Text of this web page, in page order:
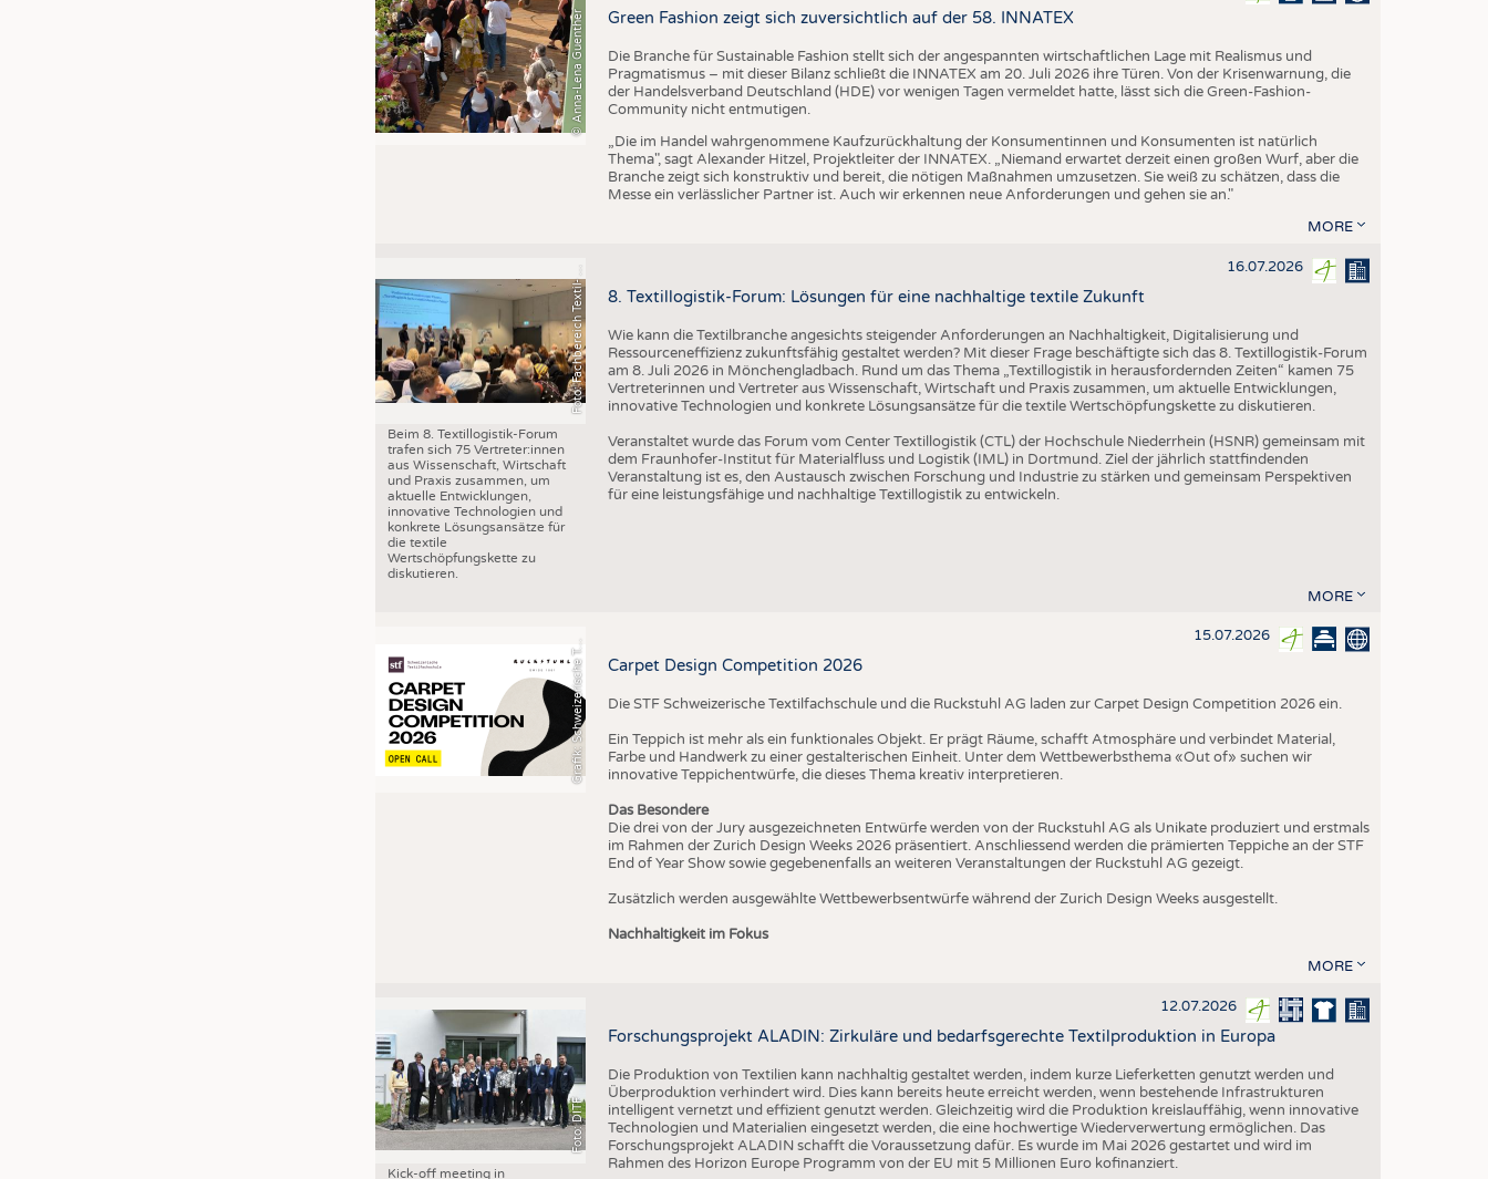
© Anna-Lena Guenther Green Fashion zeigt sich zuversichtlich auf der 58. INNATEX
Die Branche für Sustainable Fashion stellt sich der angespannten wirtschaftlichen Lage mit Realismus und
Pragmatismus – mit dieser Bilanz schließt die INNATEX am 20. Juli 2026 ihre Türen. Von der Krisenwarnung, die
der Handelsverband Deutschland (HDE) vor wenigen Tagen vermeldet hatte, lässt sich die Green-Fashion-
Community nicht entmutigen.
„Die im Handel wahrgenommene Kaufzurückhaltung der Konsumentinnen und Konsumenten ist natürlich
Thema", sagt Alexander Hitzel, Projektleiter der INNATEX. „Niemand erwartet derzeit einen großen Wurf, aber die
Branche zeigt sich konstruktiv und bereit, die nötigen Maßnahmen umzusetzen. Sie weiß zu schätzen, dass die
Messe ein verlässlicher Partner ist. Auch wir erkennen neue Anforderungen und gehen sie an."
MORE
o
t
o
:
F
a
c
h
b
e
r
e
i
c
h
T
e
x
t
il
-
u
d
B
e
k
l
e
i
d
u
n
g
s
t
e
c
h
n
i
k
/
H
S
N
Beim 8. Textillogistik-Forum
trafen sich 75 Vertreter:innen
aus Wissenschaft, Wirtschaft
und Praxis zusammen, um
aktuelle Entwicklungen,
innovative Technologien und
konkrete Lösungsansätze für
die textile
Wertschöpfungskette zu
diskutieren.
16.07.2026
8. Textillogistik-Forum: Lösungen für eine nachhaltige textile Zukunft
Wie kann die Textilbranche angesichts steigender Anforderungen an Nachhaltigkeit, Digitalisierung und
Ressourceneffizienz zukunftsfähig gestaltet werden? Mit dieser Frage beschäftigte sich das 8. Textillogistik-Forum
am 8. Juli 2026 in Mönchengladbach. Rund um das Thema „Textillogistik in herausfordernden Zeiten“ kamen 75
Vertreterinnen und Vertreter aus Wissenschaft, Wirtschaft und Praxis zusammen, um aktuelle Entwicklungen,
innovative Technologien und konkrete Lösungsansätze für die textile Wertschöpfungskette zu diskutieren.
Veranstaltet wurde das Forum vom Center Textillogistik (CTL) der Hochschule Niederrhein (HSNR) gemeinsam mit
dem Fraunhofer-Institut für Materialfluss und Logistik (IML) in Dortmund. Ziel der jährlich stattfindenden
Veranstaltung ist es, den Austausch zwischen Forschung und Industrie zu stärken und gemeinsam Perspektiven
für eine leistungsfähige und nachhaltige Textillogistik zu entwickeln.
MORE
r
a
f
i
k
:
S
c
h
w
e
i
z
e
r
i
s
c
h
e
T
e
t
i
l
f
a
c
h
s
c
h
u
l
e
S
T 15.07.2026
Carpet Design Competition 2026
Die STF Schweizerische Textilfachschule und die Ruckstuhl AG laden zur Carpet Design Competition 2026 ein.
Ein Teppich ist mehr als ein funktionales Objekt. Er prägt Räume, schafft Atmosphäre und verbindet Material,
Farbe und Handwerk zu einer gestalterischen Einheit. Unter dem Wettbewerbsthema «Out of» suchen wir
innovative Teppichentwürfe, die dieses Thema kreativ interpretieren.
Das Besondere
Die drei von der Jury ausgezeichneten Entwürfe werden von der Ruckstuhl AG als Unikate produziert und erstmals
im Rahmen der Zurich Design Weeks 2026 präsentiert. Anschliessend werden die prämierten Teppiche an der STF
End of Year Show sowie gegebenenfalls an weiteren Veranstaltungen der Ruckstuhl AG gezeigt.
Zusätzlich werden ausgewählte Wettbewerbsentwürfe während der Zurich Design Weeks ausgestellt.
Nachhaltigkeit im Fokus
MORE
Foto: DITF
Kick-off meeting in
12.07.2026
Forschungsprojekt ALADIN: Zirkuläre und bedarfsgerechte Textilproduktion in Europa
Die Produktion von Textilien kann nachhaltig gestaltet werden, indem kurze Lieferketten genutzt werden und
Überproduktion verhindert wird. Dies kann bereits heute erreicht werden, wenn bestehende Infrastrukturen
intelligent vernetzt und effizient genutzt werden. Gleichzeitig wird die Produktion kreislauffähig, wenn innovative
Technologien und Materialien eingesetzt werden, die eine hochwertige Wiederverwertung ermöglichen. Das
Forschungsprojekt ALADIN schafft die Voraussetzung dafür. Es wurde im Mai 2026 gestartet und wird im
Rahmen des Horizon Europe Programm von der EU mit 5 Millionen Euro kofinanziert.